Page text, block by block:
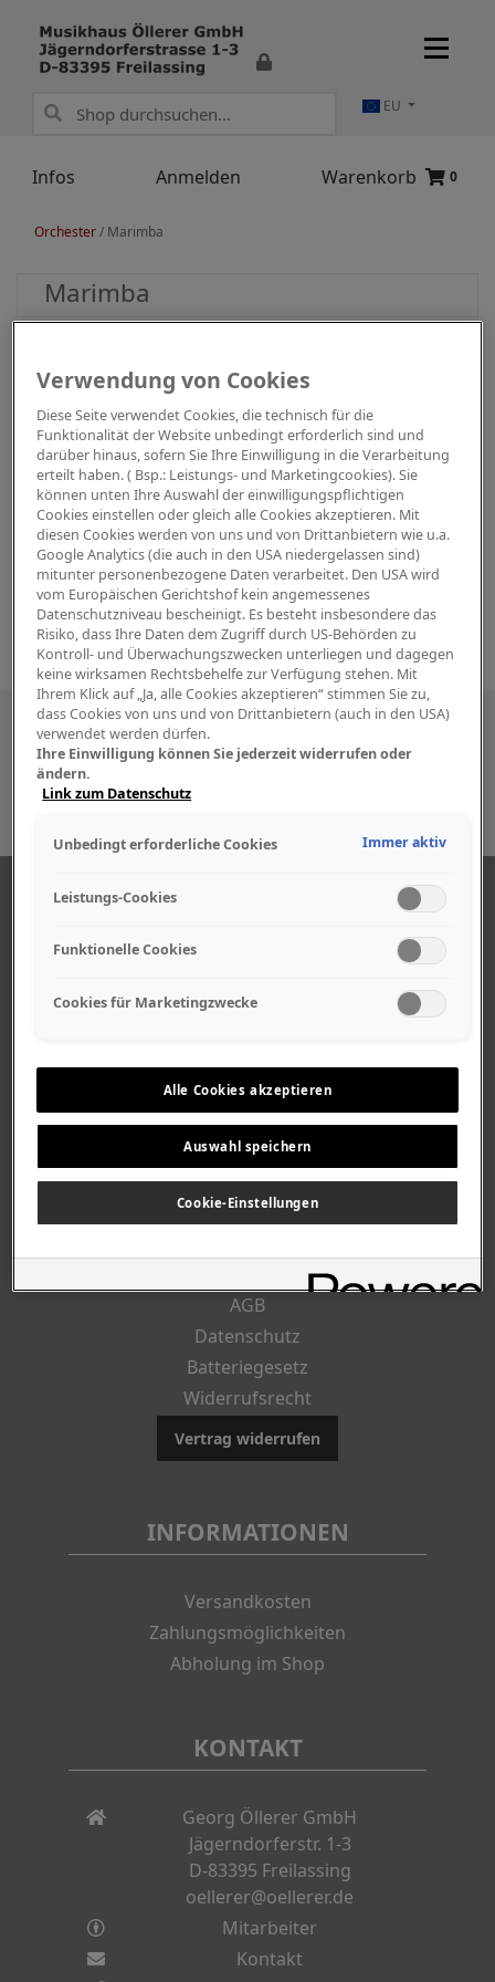
Infos Anmelden Warenkorb 0
EU
Orchester/ Marimba
Marimba
Besuchen Sie uns auch in den sozialen
Medien
Geschäftszeiten
Stellenangebote
Geschichte
RECHTLICHES
AGB
Datenschutz
Batteriegesetz
Widerrufsrecht
Vertrag widerrufen
INFORMATIONEN
Versandkosten
Zahlungsmöglichkeiten
Abholung im Shop
KONTAKT
Georg Öllerer GmbH
Jägerndorferstr. 1-3
D-83395 Freilassing
oellerer@oellerer.de
Mitarbeiter
Kontakt
Verwendung von Cookies
Diese Seite verwendet Cookies, die technisch für die
Funktionalität der Website unbedingt erforderlich sind und
darüber hinaus, sofern Sie Ihre Einwilligung in die Verarbeitung
erteilt haben. ( Bsp.: Leistungs- und Marketingcookies). Sie
können unten Ihre Auswahl der einwilligungspflichtigen
Cookies einstellen oder gleich alle Cookies akzeptieren. Mit
diesen Cookies werden von uns und von Drittanbietern wie u.a.
Google Analytics (die auch in den USA niedergelassen sind)
mitunter personenbezogene Daten verarbeitet. Den USA wird
vom Europäischen Gerichtshof kein angemessenes
Datenschutzniveau bescheinigt. Es besteht insbesondere das
Risiko, dass Ihre Daten dem Zugriff durch US-Behörden zu
Kontroll- und Überwachungszwecken unterliegen und dagegen
keine wirksamen Rechtsbehelfe zur Verfügung stehen. Mit
Ihrem Klick auf „Ja, alle Cookies akzeptieren“ stimmen Sie zu,
dass Cookies von uns und von Drittanbietern (auch in den USA)
verwendet werden dürfen.
Ihre Einwilligung können Sie jederzeit widerrufen oder
ändern.
Link zum Datenschutz
Unbedingt erforderliche Cookies Immer aktiv
Leistungs-Cookies
Funktionelle Cookies
Cookies für Marketingzwecke
Alle Cookies akzeptieren
Auswahl speichern
Cookie-Einstellungen